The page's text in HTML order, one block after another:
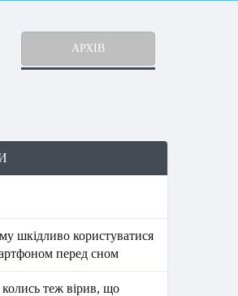
АРХІВ
шкідливо користуватися
перед сном
теж вірив, що